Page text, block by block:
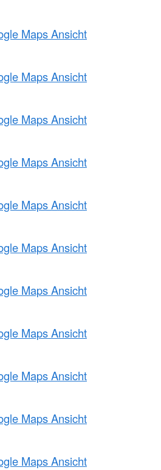
Maps Ansicht
Maps Ansicht
Maps Ansicht
Maps Ansicht
Maps Ansicht
Maps Ansicht
Maps Ansicht
Maps Ansicht
Maps Ansicht
Maps Ansicht
Maps Ansicht